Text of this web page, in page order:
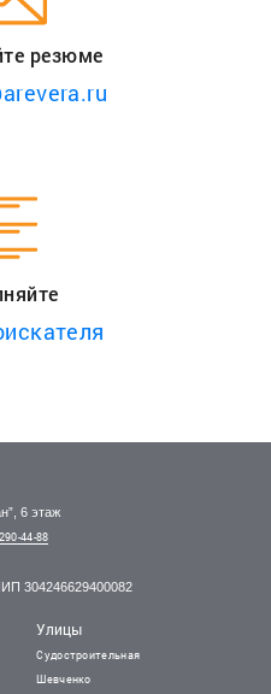
резюме
6 этаж
44-88
304246629400082
Улицы
Судостроительная
Шевченко